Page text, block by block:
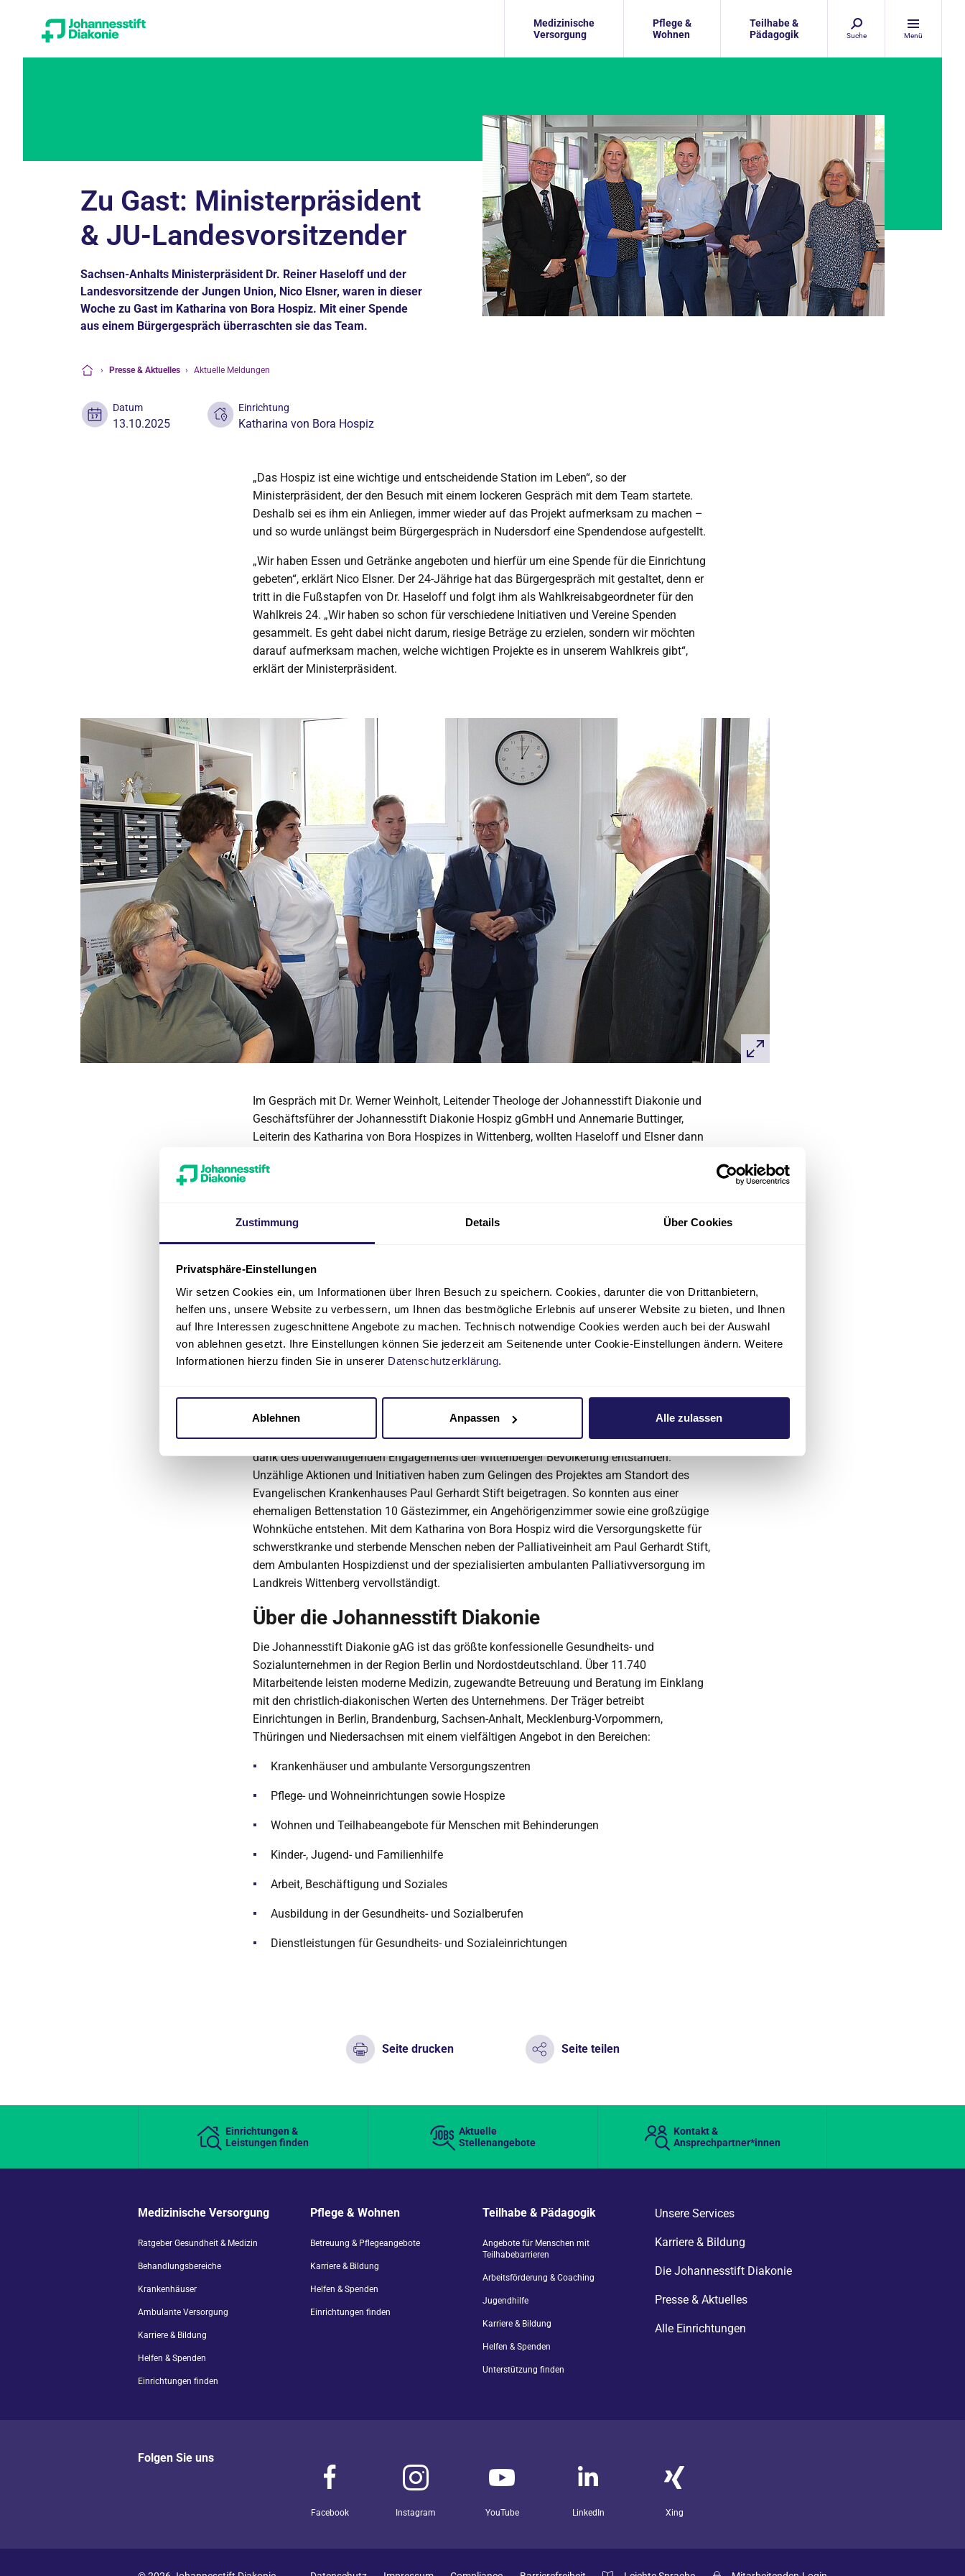
Zustimmung Details Über Cookies
Privatsphäre-Einstellungen
Wir setzen Cookies ein, um Informationen über Ihren Besuch zu speichern. Cookies, darunter die von Drittanbietern,
helfen uns, unsere Website zu verbessern, um Ihnen das bestmögliche Erlebnis auf unserer Website zu bieten, und Ihnen
auf Ihre Interessen zugeschnittene Angebote zu machen. Technisch notwendige Cookies werden auch bei der Auswahl
von ablehnen gesetzt. Ihre Einstellungen können Sie jederzeit am Seitenende unter Cookie-Einstellungen ändern. Weitere
Informationen hierzu finden Sie in unserer Datenschutzerklärung.
Ablehnen Anpassen Alle zulassen
Medizinische
Versorgung
Pflege &
Wohnen
Teilhabe &
Pädagogik
Suche Menü
Zu Gast: Ministerpräsident
& JU-Landesvorsitzender
Sachsen-Anhalts Ministerpräsident Dr. Reiner Haseloff und der
Landesvorsitzende der Jungen Union, Nico Elsner, waren in dieser
Woche zu Gast im Katharina von Bora Hospiz. Mit einer Spende
aus einem Bürgergespräch überraschten sie das Team.
› Presse & Aktuelles › Aktuelle Meldungen
Datum
13.10.2025
Einrichtung
Katharina von Bora Hospiz
„Das Hospiz ist eine wichtige und entscheidende Station im Leben“, so der
Ministerpräsident, der den Besuch mit einem lockeren Gespräch mit dem Team startete.
Deshalb sei es ihm ein Anliegen, immer wieder auf das Projekt aufmerksam zu machen –
und so wurde unlängst beim Bürgergespräch in Nudersdorf eine Spendendose aufgestellt.
„Wir haben Essen und Getränke angeboten und hierfür um eine Spende für die Einrichtung
gebeten“, erklärt Nico Elsner. Der 24-Jährige hat das Bürgergespräch mit gestaltet, denn er
tritt in die Fußstapfen von Dr. Haseloff und folgt ihm als Wahlkreisabgeordneter für den
Wahlkreis 24. „Wir haben so schon für verschiedene Initiativen und Vereine Spenden
gesammelt. Es geht dabei nicht darum, riesige Beträge zu erzielen, sondern wir möchten
darauf aufmerksam machen, welche wichtigen Projekte es in unserem Wahlkreis gibt“,
erklärt der Ministerpräsident.
Im Gespräch mit Dr. Werner Weinholt, Leitender Theologe der Johannesstift Diakonie und
Geschäftsführer der Johannesstift Diakonie Hospiz gGmbH und Annemarie Buttinger,
Leiterin des Katharina von Bora Hospizes in Wittenberg, wollten Haseloff und Elsner dann
mit 35 Mitarbeitenden in den Bereichen Pflege, Hauswirtschaft und Verwaltung sehr gut
Krankenkassen nur 95 Prozent übernehmen“, so Dr. Weinholt. In der Bevölkerung habe die
Einrichtung inzwischen aber einen hohen Stellenwert und so könne man sich immer wieder
über kleinere und größere Spenden freuen.
„Dabei gibt es verschiedene Möglichkeiten – von der Spendendose über Veranstaltungen
bis hin zur Restcent-Spende“, fügt Frau Buttinger an. Alle Spendenmöglichkeiten für das
Über das Katharina von Bora Hospiz
Das im Mai 2018 eröffnete Katharina von Bora Hospiz in der Lutherstadt Wittenberg ist
dank des überwältigenden Engagements der Wittenberger Bevölkerung entstanden.
Unzählige Aktionen und Initiativen haben zum Gelingen des Projektes am Standort des
Evangelischen Krankenhauses Paul Gerhardt Stift beigetragen. So konnten aus einer
ehemaligen Bettenstation 10 Gästezimmer, ein Angehörigenzimmer sowie eine großzügige
Wohnküche entstehen. Mit dem Katharina von Bora Hospiz wird die Versorgungskette für
schwerstkranke und sterbende Menschen neben der Palliativeinheit am Paul Gerhardt Stift,
dem Ambulanten Hospizdienst und der spezialisierten ambulanten Palliativversorgung im
Landkreis Wittenberg vervollständigt.
Über die Johannesstift Diakonie
Die Johannesstift Diakonie gAG ist das größte konfessionelle Gesundheits- und
Sozialunternehmen in der Region Berlin und Nordostdeutschland. Über 11.740
Mitarbeitende leisten moderne Medizin, zugewandte Betreuung und Beratung im Einklang
mit den christlich-diakonischen Werten des Unternehmens. Der Träger betreibt
Einrichtungen in Berlin, Brandenburg, Sachsen-Anhalt, Mecklenburg-Vorpommern,
Thüringen und Niedersachsen mit einem vielfältigen Angebot in den Bereichen:
Krankenhäuser und ambulante Versorgungszentren
Pflege- und Wohneinrichtungen sowie Hospize
Wohnen und Teilhabeangebote für Menschen mit Behinderungen
Kinder-, Jugend- und Familienhilfe
Arbeit, Beschäftigung und Soziales
Ausbildung in der Gesundheits- und Sozialberufen
Dienstleistungen für Gesundheits- und Sozialeinrichtungen
Seite drucken Seite teilen
Einrichtungen &
Leistungen finden
Aktuelle
Stellenangebote
Kontakt &
Ansprechpartner*innen
Medizinische Versorgung
Ratgeber Gesundheit & Medizin
Behandlungsbereiche
Krankenhäuser
Ambulante Versorgung
Karriere & Bildung
Helfen & Spenden
Einrichtungen finden
Pflege & Wohnen
Betreuung & Pflegeangebote
Karriere & Bildung
Helfen & Spenden
Einrichtungen finden
Teilhabe & Pädagogik
Angebote für Menschen mit
Teilhabebarrieren
Arbeitsförderung & Coaching
Jugendhilfe
Karriere & Bildung
Helfen & Spenden
Unterstützung finden
Unsere Services
Karriere & Bildung
Die Johannesstift Diakonie
Presse & Aktuelles
Alle Einrichtungen
Folgen Sie uns
Facebook Instagram YouTube LinkedIn Xing